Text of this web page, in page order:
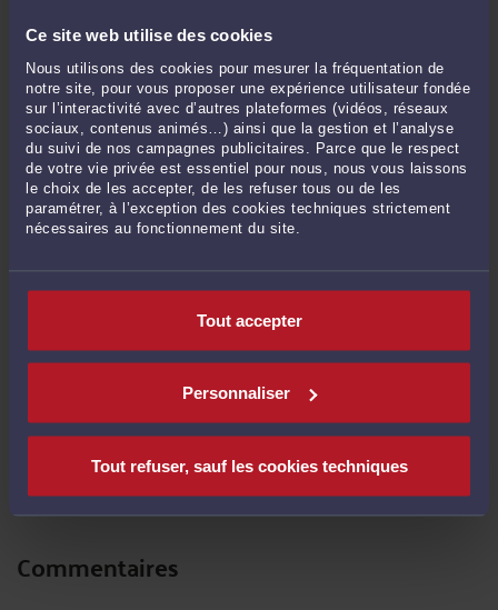
Ce site web utilise des cookies
Nous utilisons des cookies pour mesurer la fréquentation de
notre site, pour vous proposer une expérience utilisateur fondée
sur l’interactivité avec d’autres plateformes (vidéos, réseaux
sociaux, contenus animés…) ainsi que la gestion et l’analyse
du suivi de nos campagnes publicitaires. Parce que le respect
de votre vie privée est essentiel pour nous, nous vous laissons
le choix de les accepter, de les refuser tous ou de les
paramétrer, à l’exception des cookies techniques strictement
nécessaires au fonctionnement du site.
Tout accepter
Personnaliser
Tout refuser, sauf les cookies techniques
prononcé dudivorce. Le juge fixera alors le montant du
loyer ainsi que la durée du bail renouvelable jusqu'à la
majorité du plus jeune des enfants. Il a également le pouvoir
de résilier le bail si des circonstances nouvelles le justifient.
Le juge ne peut attribuer le logement propre ou personnel à
titre deprestation compensatoireque de façon subsidiaire.
Il peut l'attribuer temporairement à l'un des époux en
règlement de lacontribution à l'entretien et à
l'éducationde l'enfant.
Le droit au bail du logement des époux pourra être attribué à
l'un ou l'autre des époux. Le juge prendra alors en
considération des intérêts familiaux et sociaux. La
transcription du jugement de divorce mettra fin à la
cotitularité du bail, tant légale que conventionnelle
Commentaires